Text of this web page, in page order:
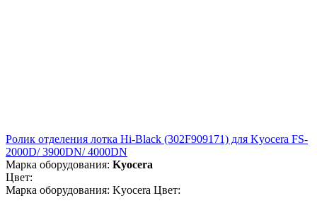
Ролик отделения лотка Hi-Black (302F909171) для Kyocera FS-
2000D/ 3900DN/ 4000DN
Марка оборудования: Kyocera
Цвет:
Марка оборудования: Kyocera Цвет: